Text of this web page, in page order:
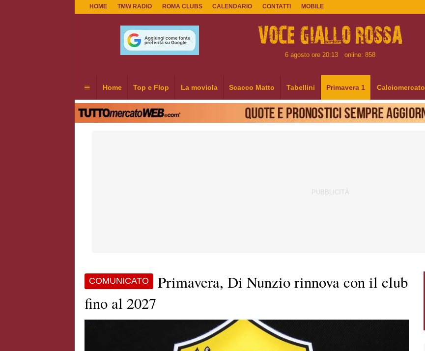
HOME TMW RADIO ROMA CLUBS CALENDARIO CONTATTI MOBILE
6 agosto ore 20:13 online: 858
Home Top e Flop La moviola Scacco Matto Tabellini Primavera 1 Calciomercato
COMUNICATO
Primavera, Di Nunzio rinnova con il club
fino al 2027